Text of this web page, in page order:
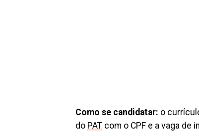
Como se candidatar: o
do PAT com o CPF e a vaga